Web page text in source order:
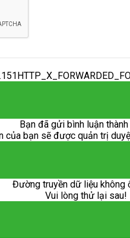
Bạn đã gửi bình luận thành
của bạn sẽ được quản trị
Đường truyền dữ liệu không
Vui lòng thử lại sau!